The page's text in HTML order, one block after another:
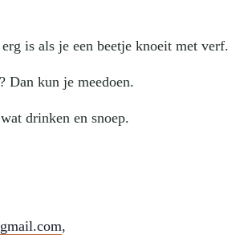
is als je een beetje knoeit met verf.
Dan kun je meedoen.
drinken en snoep.
,